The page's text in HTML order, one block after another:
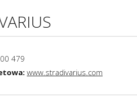
479
www.stradivarius.com